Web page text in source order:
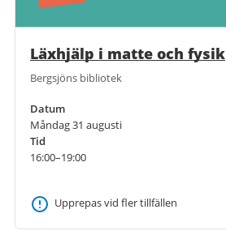
Läxhjälp i matte och fysik
Bergsjöns bibliotek
Datum
Måndag 31 augusti
Tid
16:00–19:00
Upprepas vid fler tillfällen